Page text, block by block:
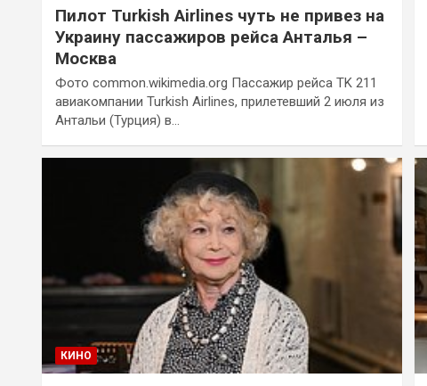
Пилот Turkish Airlines чуть не привез на
Украину пассажиров рейса Анталья –
Москва
Фото common.wikimedia.org Пассажир рейса TK 211
авиакомпании Turkish Airlines, прилетевший 2 июля из
Антальи (Турция) в…
КИНО